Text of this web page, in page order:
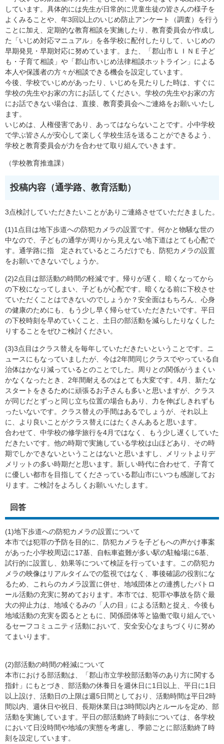
しています。具体的には先生が日常的に児童生徒の皆さんの様子を
よくみることや、年3回以上のいじめ防止アンケート（調査）を行う
ことに加え、定期的な教育相談を実施したり、教育委員会が作成し
た「いじめ対応マニュアル」を各学校に配付したりして、いじめの
早期発見・早期対応に努めています。また、「郡山市ＬＩＮＥ子ど
も・子育て相談」や「郡山市いじめ法律相談ホットライン」による
本人や保護者の方々が相談できる機会を設定しています。
今後、学校でいじめがあったり、いじめを見たりした時は、すぐに
学校の先生やお家の方にお話してください。学校の先生やお家の方
にお話できない場合は、直接、教育委員会へご連絡をお願いいたし
ます。
いじめは、人権侵害であり、あってはならないことです。小中学校
で学ぶ皆さんが安心して楽しく学校生活を送ることができるよう、
学校と教育委員会が力を合わせて取り組んでいきます。​
（学校教育推進課）
投稿内容（通学路、教育活動）​
3点検討していただきたいことがありご連絡させていただきました。
(1)1点目は地下歩道への防犯カメラの設置です。何かと物騒な世の
中なので、子どもの通学が周りから見えない地下道はとても心配で
す。通学路に指 定されているところだけでも、防犯カメラの設置
をお願いできないでしょうか。
(2)2点目は部活動の時間の軽減です。帰りが遅く、暗くなってから
の下校になってしまい、子どもが心配です。暗くなる前に下校させ
ていただくことはできないのでしょうか？安全面はもちろん、心身
の健康のためにも、もう少し早く帰らせていただきたいです。平日
の下校時刻を早めていくこと、土日の部活動を減らしたりなくした
りすることをぜひご検討ください。
(3)3点目はクラス替えを毎年していただきたいということです。ニ
ュースにもなっていましたが、今は2年間同じクラスでやっている自
治体はかなり減っているとのことでした。周りとの関係がうまくい
かなくなったとき、2年間耐えるのはとても大変です。4月、新たな
スタートをきるために頑張るお子さんも多いと思いますが、クラス
が同じだとずっと同じ立ち位置の場合もあり、力を伸ばしきれずも
ったいないです。クラス替えの手間はあるでしょうが、それ以上
に、より良いことがクラス替えにはたくさんあると思います。
合わせて、中学校の修学旅行を4月ではなく、もう少し遅くしていた
だきたいです。他の時期で実施している学校は山ほどあり、その時
期でしかできないということはないと思いますし、メリットよりデ
メリットの多い時期だと思います。新しい時代に合わせて、子育て
に優しい都市を目指してくださっている郡山市にいつも感謝してお
ります。ご検討をよろしくお願いいたします。
回答
(1)地下歩道への防犯カメラの設置について
本市では犯罪の予防を目的に、防犯カメラを子どもへの声かけ事案
があった小学校周辺に17基、自転車盗難が多い駅の駐輪場に6基、
試行的に設置し、効果等について検証を行っています。この防犯カ
メラの映像はリアルタイムでの監視ではなく、事後確認の役割にな
るため、これらのカメラ設置に併せ、地域団体との連携したパトロ
ール活動の充実に努めております。本市では、犯罪や事故を防ぐ最
大の抑止力は、地域ぐるみの「人の目」による活動と捉え、今後も
地域活動の充実を図るとともに、関係団体等と協働で取り組んでい
るセーフコミュニティ活動において、安全安心なまちづくりに努め
てまいります。
(2)部活動の時間の軽減について
本市における部活動は、「郡山市立学校部活動等のあり方に関する
指針」にもとづき、部活動の休養日を週休日に1日以上、平日に1日
以上設け、活動日の上限は週5日間としており、活動時間は平日2時
間以内、週休日や祝日、長期休業日は3時間以内とルールを定め、部
活動を実施しています。平日の部活動終了時刻については、各学校
において日没時間や地域の実態を考慮し、季節ごとに部活動終了時
刻を設定しています。